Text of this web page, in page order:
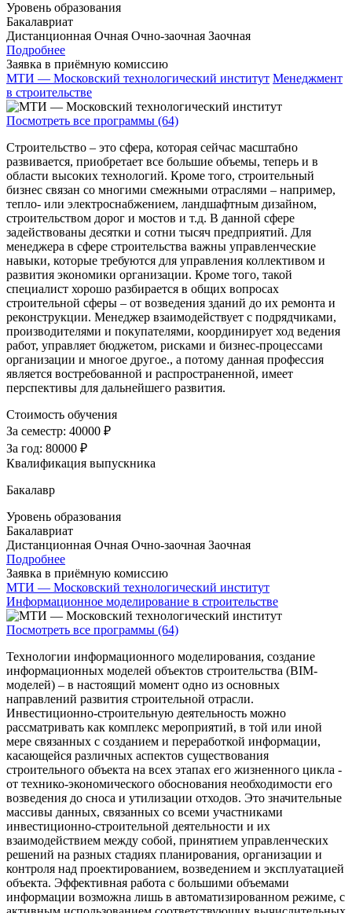
Уровень образования
Бакалавриат
Дистанционная Очная Очно-заочная Заочная
Подробнее
Заявка в приёмную комиссию
МТИ — Московский технологический институт Менеджмент
в строительстве
Посмотреть все программы (64)
Строительство – это сфера, которая сейчас масштабно
развивается, приобретает все большие объемы, теперь и в
области высоких технологий. Кроме того, строительный
бизнес связан со многими смежными отраслями – например,
тепло- или электроснабжением, ландшафтным дизайном,
строительством дорог и мостов и т.д. В данной сфере
задействованы десятки и сотни тысяч предприятий. Для
менеджера в сфере строительства важны управленческие
навыки, которые требуются для управления коллективом и
развития экономики организации. Кроме того, такой
специалист хорошо разбирается в общих вопросах
строительной сферы – от возведения зданий до их ремонта и
реконструкции. Менеджер взаимодействует с подрядчиками,
производителями и покупателями, координирует ход ведения
работ, управляет бюджетом, рисками и бизнес-процессами
организации и многое другое., а потому данная профессия
является востребованной и распространенной, имеет
перспективы для дальнейшего развития.
Стоимость обучения
За семестр: 40000 ₽
За год: 80000 ₽
Квалификация выпускника
Бакалавр
Уровень образования
Бакалавриат
Дистанционная Очная Очно-заочная Заочная
Подробнее
Заявка в приёмную комиссию
МТИ — Московский технологический институт
Информационное моделирование в строительстве
Посмотреть все программы (64)
Технологии информационного моделирования, создание
информационных моделей объектов строительства (BIM-
моделей) – в настоящий момент одно из основных
направлений развития строительной отрасли.
Инвестиционно-строительную деятельность можно
рассматривать как комплекс мероприятий, в той или иной
мере связанных с созданием и переработкой информации,
касающейся различных аспектов существования
строительного объекта на всех этапах его жизненного цикла -
от технико-экономического обоснования необходимости его
возведения до сноса и утилизации отходов. Это значительные
массивы данных, связанных со всеми участниками
инвестиционно-строительной деятельности и их
взаимодействием между собой, принятием управленческих
решений на разных стадиях планирования, организации и
контроля над проектированием, возведением и эксплуатацией
объекта. Эффективная работа с большими объемами
информации возможна лишь в автоматизированном режиме, с